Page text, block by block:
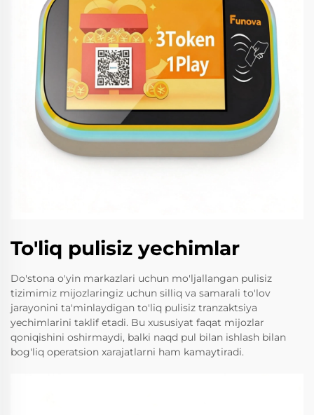
To'liq pulisiz yechimlar
Do'stona o'yin markazlari uchun mo'ljallangan pulisiz
tizimimiz mijozlaringiz uchun silliq va samarali to'lov
jarayonini ta'minlaydigan to'liq pulisiz tranzaktsiya
yechimlarini taklif etadi. Bu xususiyat faqat mijozlar
qoniqishini oshirmaydi, balki naqd pul bilan ishlash bilan
bog'liq operatsion xarajatlarni ham kamaytiradi.